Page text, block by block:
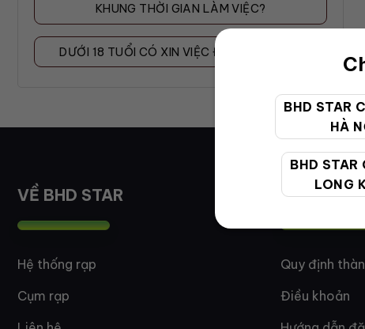
BHD STAR
HÀ
BHD STAR
LONG
KHUNG THỜI GIAN LÀM VIỆC?
DƯỚI 18 TUỔI CÓ XIN VIỆC ĐƯỢC KHÔNG?
VỀ BHD STAR
Hệ thống rạp
Cụm rạp
QUY ĐỊNH
Quy định
Điều khoản